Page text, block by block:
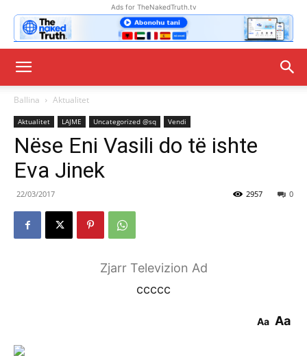
Ads for TheNakedTruth.tv
Ballina Aktualitet
Aktualitet LAJME Uncategorized @sq Vendi
Nëse Eni Vasili do të ishte
Eva Jinek
22/03/2017 0
2957
Zjarr Televizion Ad
ccccc
Aa Aa